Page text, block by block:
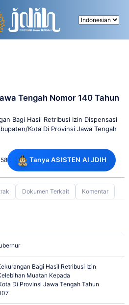
Tengah Nomor 140 Tahun
Bagi Hasil Retribusi Izin Dispensasi
Kota Di Provinsi Jawa Tengah
Tanya ASISTEN AI JDIH
Dokumen Terkait Komentar
Bagi Hasil Retribusi Izin
Muatan Kepada
Di Provinsi Jawa Tengah Tahun